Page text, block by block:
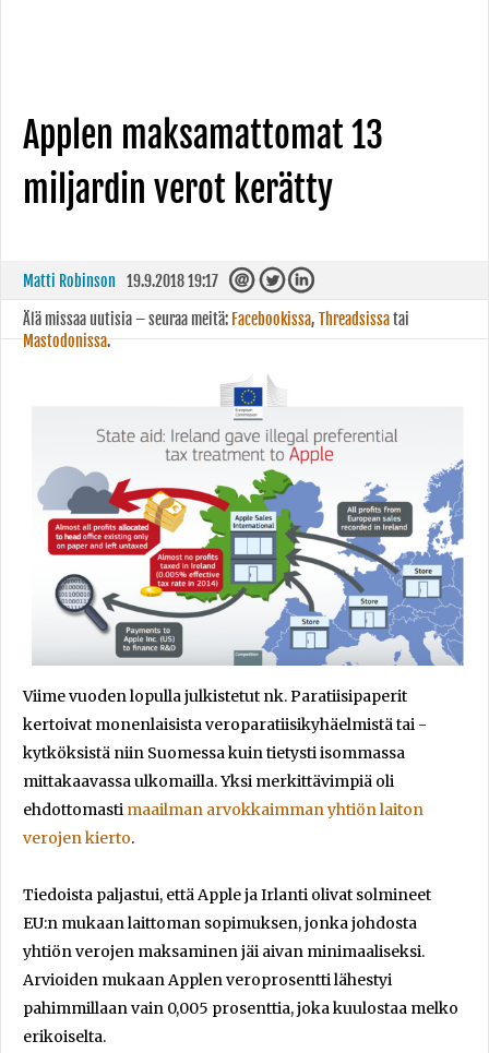
Applen maksamattomat 13
miljardin verot kerätty
Matti Robinson 19.9.2018 19:17
Älä missaa uutisia – seuraa meitä: Facebookissa, Threadsissatai
Mastodonissa.
Viime vuoden lopulla julkistetut nk. Paratiisipaperit
kertoivat monenlaisista veroparatiisikyhäelmistä tai -
kytköksistä niin Suomessa kuin tietysti isommassa
mittakaavassa ulkomailla. Yksi merkittävimpiä oli
ehdottomasti maailman arvokkaimman yhtiön laiton
verojen kierto.
Tiedoista paljastui, että Apple ja Irlanti olivat solmineet
EU:n mukaan laittoman sopimuksen, jonka johdosta
yhtiön verojen maksaminen jäi aivan minimaaliseksi.
Arvioiden mukaan Applen veroprosentti lähestyi
pahimmillaan vain 0,005 prosenttia, joka kuulostaa melko
erikoiselta.